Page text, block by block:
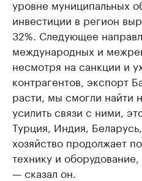
уровне муниципальных
инвестиции в регион
32%. Следующее
международных и
несмотря на санкции и
контрагентов, экспорт
расти, мы смогли найти
усилить связи с ними,
Турция, Индия,
хозяйство продолжает
технику и
— сказал он.